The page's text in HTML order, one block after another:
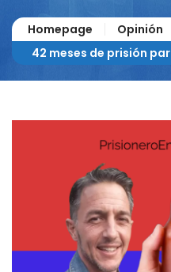
Homepage
Opinión
42 meses de prisión